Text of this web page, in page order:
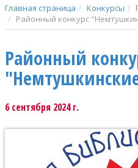
Главная страница Конкурсы
Районный конкурс
Районный
6 сентября 2024 г.